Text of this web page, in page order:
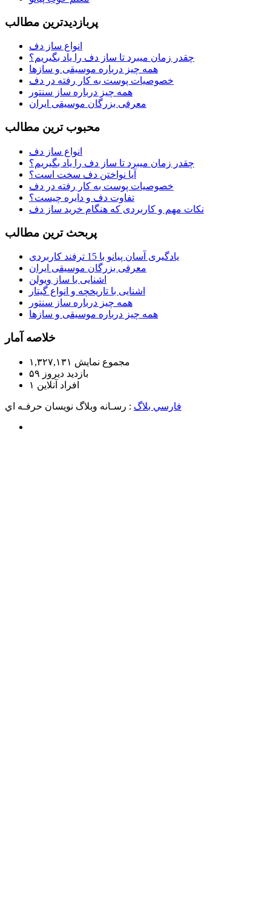
پربازديدترين مطالب
انواع ساز دف
چقدر زمان میبرد تا ساز دف را یاد بگیریم؟
همه چیز درباره موسیقی و سازها
خصوصیات پوست به کار رفته در دف
همه چیز درباره ساز سنتور
معرفی بزرگان موسیقی ایران
محبوب ترين مطالب
انواع ساز دف
چقدر زمان میبرد تا ساز دف را یاد بگیریم؟
آیا نواختن دف سخت است؟
خصوصیات پوست به کار رفته در دف
تفاوت دف و دایره چیست؟
نکات مهم و کاربردی که هنگام خرید ساز دف
پربحث ترين مطالب
یادگیری آسان پیانو با 15 ترفند کاربردی
معرفی بزرگان موسیقی ایران
اشنایی با ساز ویولن
اشنایی با تاریخچه و انواع گیتار
همه چیز درباره ساز سنتور
همه چیز درباره موسیقی و سازها
خلاصه آمار
مجموع نمایش‌ ۱,۳۲۷,۱۳۱
بازدید دیروز ۵۹
افراد آنلاین ۱
فارسي بلاگ : رسـانه وبلاگ نويسان حرفـه اي